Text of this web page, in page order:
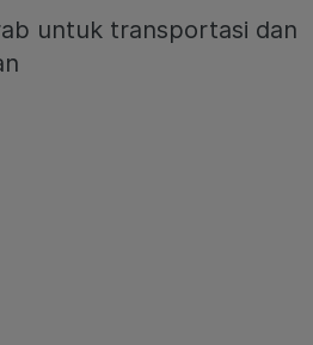
untuk transportasi dan